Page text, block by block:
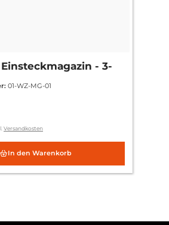
Einsteckmagazin - 3-
01-WZ-MG-01
Versandkosten
In den Warenkorb